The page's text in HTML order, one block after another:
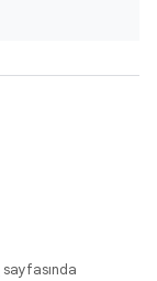
sayfasında